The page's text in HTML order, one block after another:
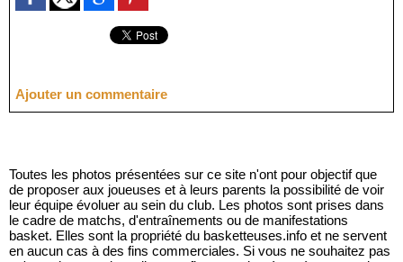
Ajouter un commentaire
Toutes les photos présentées sur ce site n'ont pour objectif que
de proposer aux joueuses et à leurs parents la possibilité de voir
leur équipe évoluer au sein du club. Les photos sont prises dans
le cadre de matchs, d'entraînements ou de manifestations
basket. Elles sont la propriété du basketteuses.info et ne servent
en aucun cas à des fins commerciales. Si vous ne souhaitez pas